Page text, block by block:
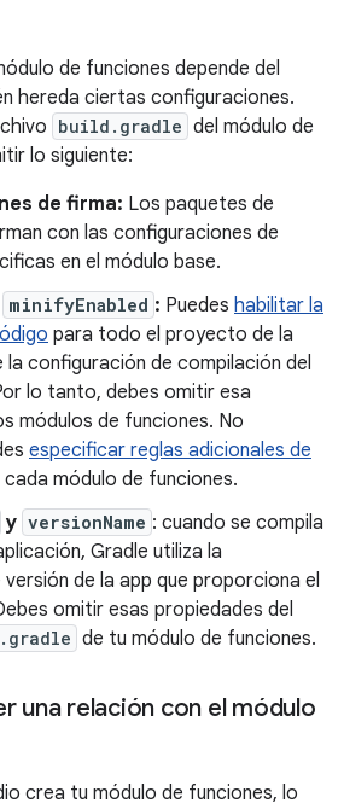
de funciones depende del
hereda ciertas configuraciones.
build.gradle del módulo de
lo siguiente:
de firma: Los paquetes de
con las configuraciones de
en el módulo base.
minifyEnabled : Puedes habilitar la
para todo el proyecto de la
la configuración de compilación del
lo tanto, debes omitir esa
módulos de funciones. No
especificar reglas adicionales de
módulo de funciones.
y versionName : cuando se compila
Gradle utiliza la
de la app que proporciona el
omitir esas propiedades del
de tu módulo de funciones.
una relación con el módulo
crea tu módulo de funciones, lo